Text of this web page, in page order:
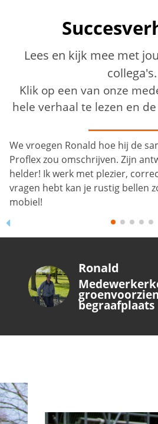
Lees en kijk mee met
collega's.
Klik op een van onze
hele verhaal te lezen en
Sjef’s succesverhaal bij Proflex
voorbeeld hoe je je draai kunt
Hij werkt sinds 2022 bij Proflex
groenvoorziening. Op 73-jarige
voornamelijk actief in het
Sjef Maas
Medewerker